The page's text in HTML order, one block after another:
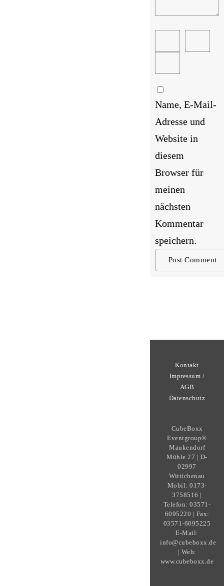
Name, E-Mail-
Adresse und
Website in
diesem
Browser für
meinen
nächsten
Kommentar
speichern.
Kontakt
Impressum /
AGB
Datenschutz
CubeBoxx
Eventgroup®
Maukendorf
Mühle 27 | D-
02997
Wittichenau
Mobil: 0173-
3758516 |
Telefon: 03571-
6095220 | Fax:
03571-6095225
E-Mail:
info@cubeboxx.de
| Web:
www.cubeboxx.de